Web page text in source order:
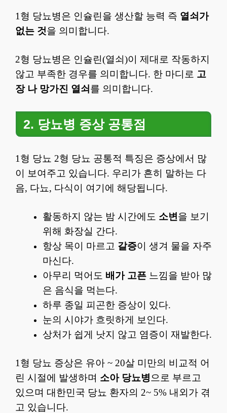
1형 당뇨병은 인슐린을 생산할 능력 즉 열쇠가
없는 것을 의미합니다.
2형 당뇨병은 인슐린(열쇠)이 제대로 작동하지
않고 부족한 경우를 의미합니다. 한 마디로 고
장 나 망가진 열쇠 를 의미합니다.
2. 당뇨병 증상 공통점
1형 당뇨 2형 당뇨 공통적 특징은 증상에서 많
이 보여주고 있습니다. 우리가 흔히 말하는 다
음, 다뇨, 다식이 여기에 해당됩니다.
활동하지 않는 밤 시간에도 소변 을 보기
위해 화장실 간다.
항상 목이 마르고 갈증이 생겨 물을 자주
마신다.
아무리 먹어도 배가 고픈 느낌을 받아 많
은 음식을 먹는다.
하루 종일 피곤한 증상이 있다.
눈의 시야가 흐릿하게 보인다.
상처가 쉽게 낫지 않고 염증이 재발한다.
1형 당뇨 증상은 유아 ~ 20살 미만의 비교적 어
린 시절에 발생하며 소아 당뇨병 으로 부르고
있으며 대한민국 당뇨 환자의 2~ 5% 내외가 겪
고 있습니다.